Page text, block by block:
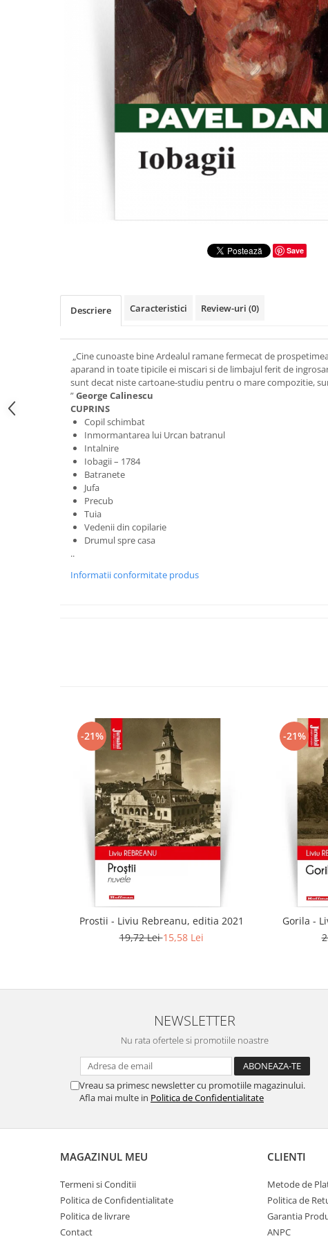
Save
Descriere Caracteristici Review-uri (0)
„Cine cunoaste bine Ardealul ramane fermecat de
aparand in toate tipicile ei miscari si de limbajul ferit de
sunt decat niste cartoane-studiu pentru o mare compozitie,
”George Calinescu
CUPRINS
Copil schimbat
Inmormantarea lui Urcan batranul
Intalnire
Iobagii – 1784
Batranete
Jufa
Precub
Tuia
Vedenii din copilarie
Drumul spre casa
..
Informatii conformitate produs
-21%
Prostii - Liviu Rebreanu, editia 2021
19,72 Lei15,58 Lei
-21%
Gorila -
NEWSLETTER
Nu rata ofertele si promotiile noastre
Vreau sa primesc newsletter cu promotiile magazinului.
Afla mai multe in Politica de Confidentialitate
MAGAZINUL MEU
Termeni si Conditii
Politica de Confidentialitate
Politica de livrare
Contact
CLIENTI
Metode de
Politica de
Garantia
ANPC